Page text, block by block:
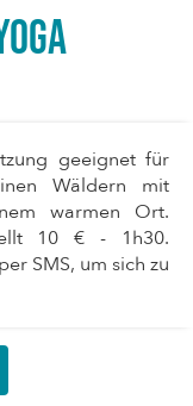
geeignet für
Wäldern mit
warmen Ort.
10 € - 1h30.
SMS, um sich zu